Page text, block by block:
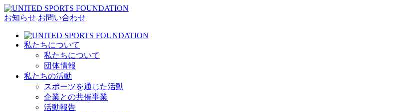
お知らせ お問い合わせ
私たちについて
私たちについて
団体情報
私たちの活動
スポーツを通じた活動
企業との共催事業
活動報告